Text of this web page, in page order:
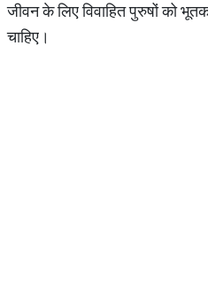
जीवन के लिए विवाहित पुरुषों को
चाहिए।